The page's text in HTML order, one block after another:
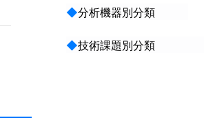
◆分析機器別分類
◆技術課題別分類